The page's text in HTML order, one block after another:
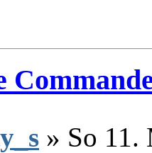
» So 11.